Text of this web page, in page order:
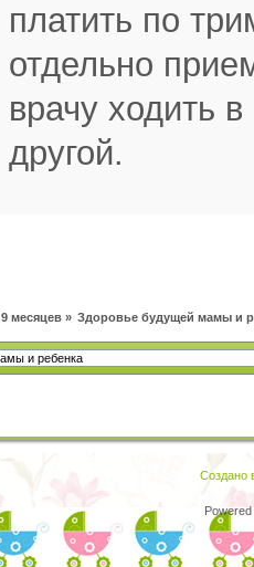
платить по
отдельно
врачу ходить
другой.
9 месяцев» Здоровье будущей мамы и
Создано